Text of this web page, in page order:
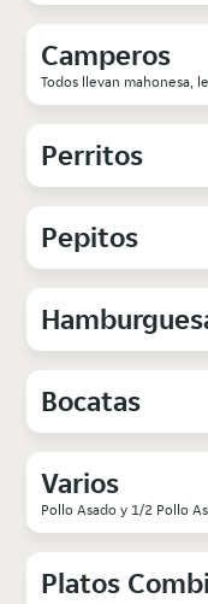
Camperos
Todos llevan mahonesa,
Perritos
Pepitos
Bocatas
Varios
Pollo Asado y 1/2 Pollo
Platos